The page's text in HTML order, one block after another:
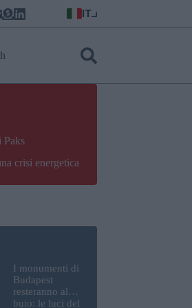
IT
Paks
crisi energetica
I monumenti di
Budapest
resteranno al
buio: le luci del